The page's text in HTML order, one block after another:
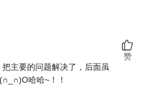
主要的问题解决了，后面虽
哈哈~！！
赞